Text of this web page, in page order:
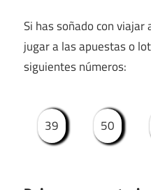
Si has soñado con
jugar a las apuestas o
siguientes números:
39 50